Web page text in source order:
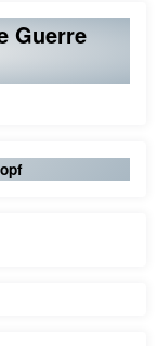
Guerre